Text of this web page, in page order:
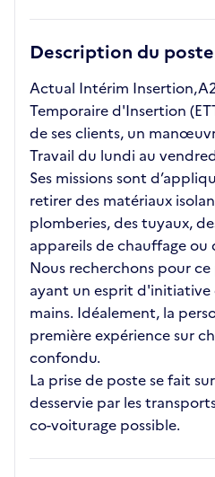
Description du poste
Actual Intérim
Temporaire d'Insertion
de ses clients, un
Travail du lundi au
Ses missions sont
retirer des matériaux
plomberies, des tuyaux,
appareils de chauffage ou
Nous recherchons pour
ayant un esprit d'initiative
mains. Idéalement, la
première expérience sur
confondu.
La prise de poste se fait
desservie par les
co-voiturage possible.